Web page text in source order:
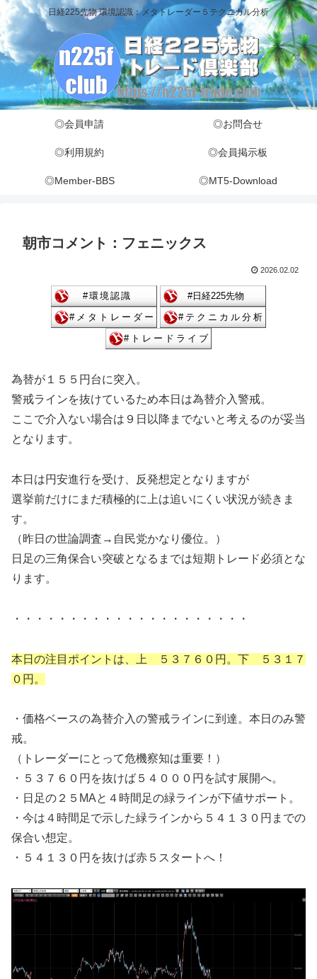
日経225先物 環境認識：メタトレーダー５テクニカル分析
◎会員申請 ◎お問合せ
◎利用規約 ◎会員掲示板
◎Member-BBS ◎MT5-Download
朝市コメント：フェニックス
2026.02.02
為替が１５５円台に突入。
警戒ラインを抜けているため本日は為替介入警戒。
ここで介入ない場合は９日以降までないと考えるのが妥当
となります。
本日は円安進行を受け、反発想定となりますが
選挙前だけにまだ積極的に上は追いにくい状況が続きま
す。
（昨日の世論調査→自民党かなり優位。）
日足の三角保合い突破となるまでは短期トレード必須とな
ります。
・・・・・・・・・・・・・・・・・・・・・
本日の注目ポイントは、上 ５３７６０円。下 ５３１７
０円。
・価格ベースの為替介入の警戒ラインに到達。本日のみ警
戒。
（トレーダーにとって危機察知は重要！）
・５３７６０円を抜けば５４０００円を試す展開へ。
・日足の２５MAと４時間足の緑ラインが下値サポート。
・今は４時間足で示した緑ラインから５４１３０円までの
保合い想定。
・５４１３０円を抜けば赤５スタートへ！